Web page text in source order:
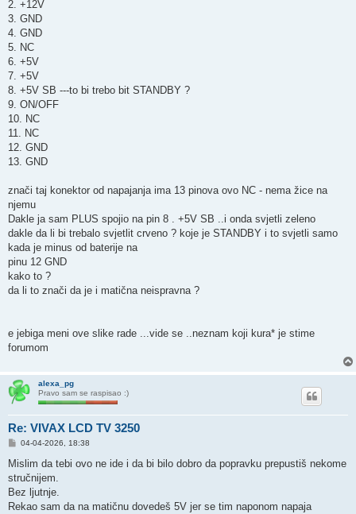
2. +12V
3. GND
4. GND
5. NC
6. +5V
7. +5V
8. +5V SB ---to bi trebo bit STANDBY ?
9. ON/OFF
10. NC
11. NC
12. GND
13. GND
znači taj konektor od napajanja ima 13 pinova ovo NC - nema žice na
njemu
Dakle ja sam PLUS spojio na pin 8 . +5V SB ..i onda svjetli zeleno
dakle da li bi trebalo svjetlit crveno ? koje je STANDBY i to svjetli samo
kada je minus od baterije na
pinu 12 GND
kako to ?
da li to znači da je i matična neispravna ?
e jebiga meni ove slike rade ...vide se ..neznam koji kura* je stime
forumom
alexa_pg
Pravo sam se raspisao :)
Re: VIVAX LCD TV 3250
P
s
04-04-2026, 18:38
Mislim da tebi ovo ne ide i da bi bilo dobro da popravku prepustiš nekome
stručnijem.
Bez ljutnje.
Rekao sam da na matičnu dovedeš 5V jer se tim naponom napaja